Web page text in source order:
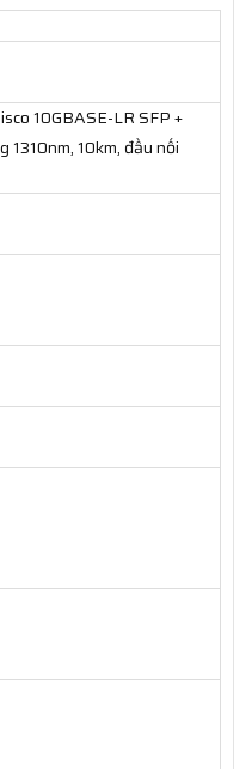
10GBASE-LR SFP +
1310nm, 10km, đầu nối